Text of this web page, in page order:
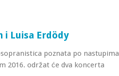
i Luisa Erdödy
poznata po nastupima
2016. održat će dva koncerta